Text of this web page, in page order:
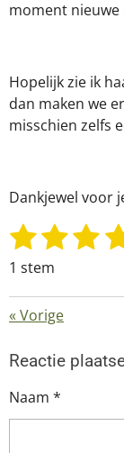
moment
Hopelijk zie ik
dan maken we
misschien zelfs
Dankjewel voor
R
a
t
i
n
:
s
1
s
t
e
r
2
s
t
e
r
r
e
3
t
r
r
e
4
t
r
r
e
1 stem
«Vorige
Reactie
Naam *